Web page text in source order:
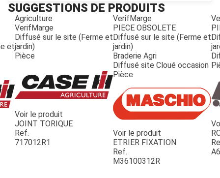
JOUET
ESPACES VERTS
SUGGESTIONS DE PRODUITS
et
Agriculture
VerifMarge
Diffusé sur le site (Ferme et
jardin)
Pièce
Voir le produit
JOINT TORIQUE
Ref.
717012R1
VerifMarge
PIECE OBSOLETE
Diffusé sur le site (Ferme et
jardin)
Braderie Agri
Diffusé site Cloué occasion
Pièce
Voir le produit
ETRIER FIXATION
Ref.
M36100312R